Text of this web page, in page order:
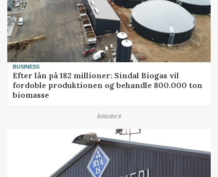
BUSINESS
Efter lån på 182 millioner: Sindal Biogas vil
fordoble produktionen og behandle 800.000 ton
biomasse
Annonce